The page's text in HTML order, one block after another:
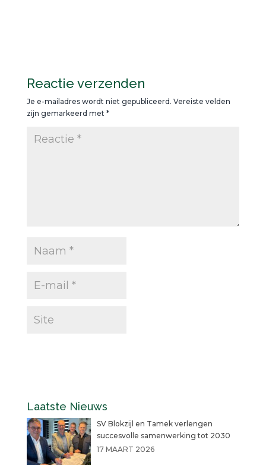
Reactie verzenden
Je e-mailadres wordt niet gepubliceerd. Vereiste velden
zijn gemarkeerd met *
Laatste Nieuws
SV Blokzijl en Tamek verlengen
succesvolle samenwerking tot 2030
17 MAART 2026